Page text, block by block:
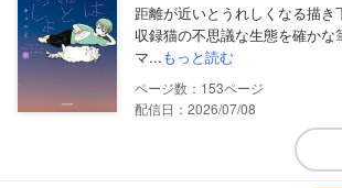
距離が近いとうれしくなる描き
収録猫の不思議な生態を確か
マ...もっと読む
153
配信日：2026/07/08